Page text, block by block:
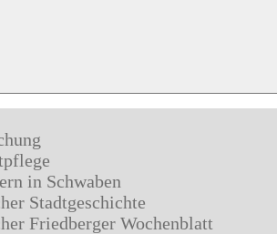
in Schwaben
Stadtgeschichte
Friedberger Wochenblatt